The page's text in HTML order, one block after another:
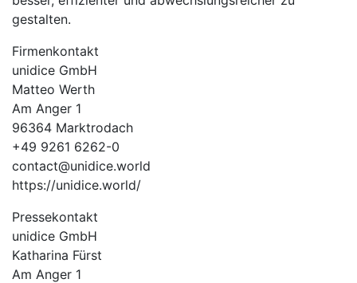
gestalten.
Firmenkontakt
unidice GmbH
Matteo Werth
Am Anger 1
96364 Marktrodach
+49 9261 6262-0
contact@unidice.world
https://unidice.world/
Pressekontakt
unidice GmbH
Katharina Fürst
Am Anger 1